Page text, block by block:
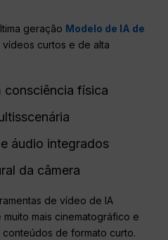
geração Modelo de IA de
curtos e de alta
consciência física
áudio integrados
da câmera
de vídeo de IA
mais cinematográfico e
de formato curto.